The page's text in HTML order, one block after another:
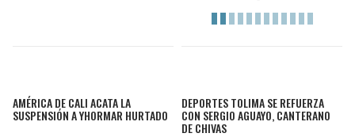
AMÉRICA DE CALI ACATA LA
SUSPENSIÓN A YHORMAR HURTADO
DEPORTES TOLIMA SE REFUERZA
CON SERGIO AGUAYO, CANTERANO
DE CHIVAS